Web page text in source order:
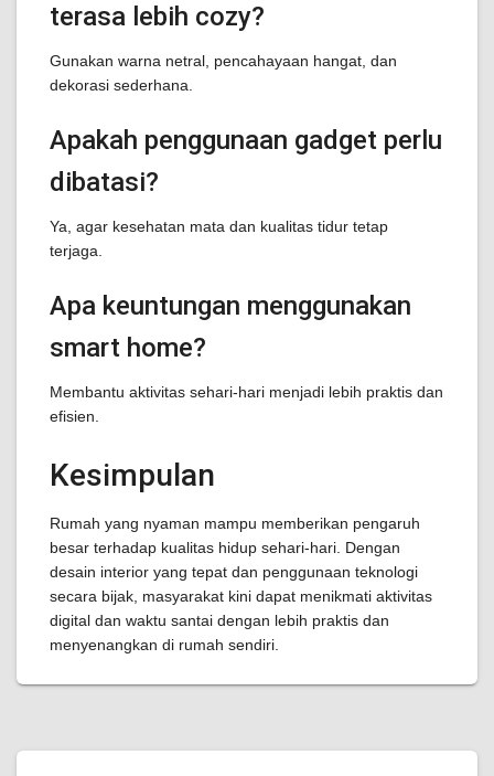
terasa lebih cozy?
Gunakan warna netral, pencahayaan hangat, dan
dekorasi sederhana.
Apakah penggunaan gadget perlu
dibatasi?
Ya, agar kesehatan mata dan kualitas tidur tetap
terjaga.
Apa keuntungan menggunakan
smart home?
Membantu aktivitas sehari-hari menjadi lebih praktis dan
efisien.
Kesimpulan
Rumah yang nyaman mampu memberikan pengaruh
besar terhadap kualitas hidup sehari-hari. Dengan
desain interior yang tepat dan penggunaan teknologi
secara bijak, masyarakat kini dapat menikmati aktivitas
digital dan waktu santai dengan lebih praktis dan
menyenangkan di rumah sendiri.